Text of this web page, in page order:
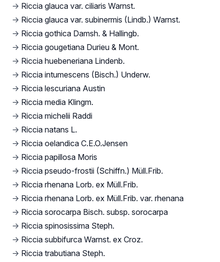
→ Riccia glauca var. ciliaris Warnst.
→ Riccia glauca var. subinermis (Lindb.) Warnst.
→ Riccia gothica Damsh. & Hallingb.
→ Riccia gougetiana Durieu & Mont.
→ Riccia huebeneriana Lindenb.
→ Riccia intumescens (Bisch.) Underw.
→ Riccia lescuriana Austin
→ Riccia media Klingm.
→ Riccia michelii Raddi
→ Riccia natans L.
→ Riccia oelandica C.E.O.Jensen
→ Riccia papillosa Moris
→ Riccia pseudo-frostii (Schiffn.) Müll.Frib.
→ Riccia rhenana Lorb. ex Müll.Frib.
→ Riccia rhenana Lorb. ex Müll.Frib. var. rhenana
→ Riccia sorocarpa Bisch. subsp. sorocarpa
→ Riccia spinosissima Steph.
→ Riccia subbifurca Warnst. ex Croz.
→ Riccia trabutiana Steph.